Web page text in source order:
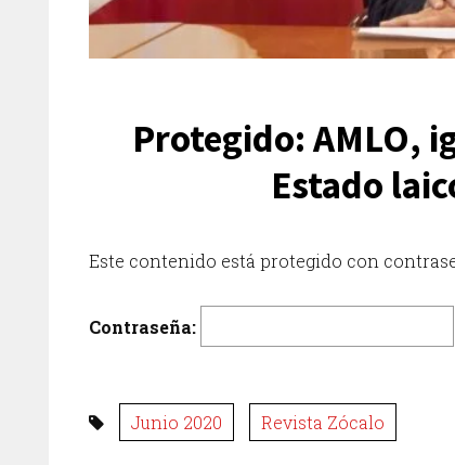
Protegido: AMLO,
Estado
Este contenido está protegido con
Contraseña:
Junio 2020 Revista Zócalo